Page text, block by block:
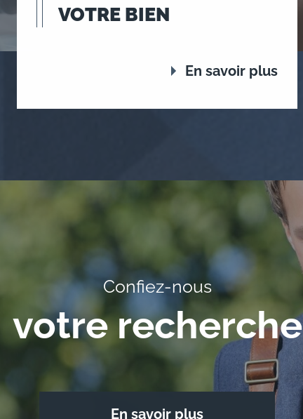
VOTRE BIEN
En savoir plus
Confiez-nous
votre recherche
En savoir plus